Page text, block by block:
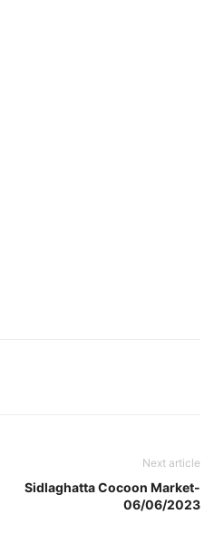
Next article
Sidlaghatta Cocoon Market-
06/06/2023